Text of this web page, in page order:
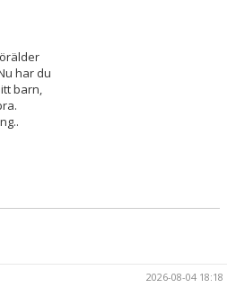
har du
barn,
2026-08-04 18:18